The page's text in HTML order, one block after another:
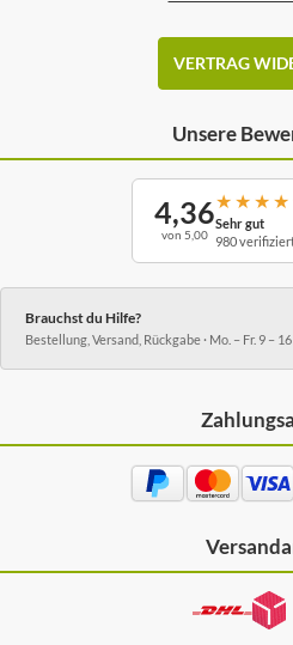
VERTRAG
Unsere
4,36
von 5,00
★ ★ ★ ★
Sehr gut
980
Brauchst du Hilfe?
Bestellung, Versand, Rückgabe · Mo. – Fr. 9 –